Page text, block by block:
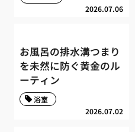
2026.07.06
お風呂の排水溝つまり
を未然に防ぐ黄金のル
ーティン
2026.07.02
浴室